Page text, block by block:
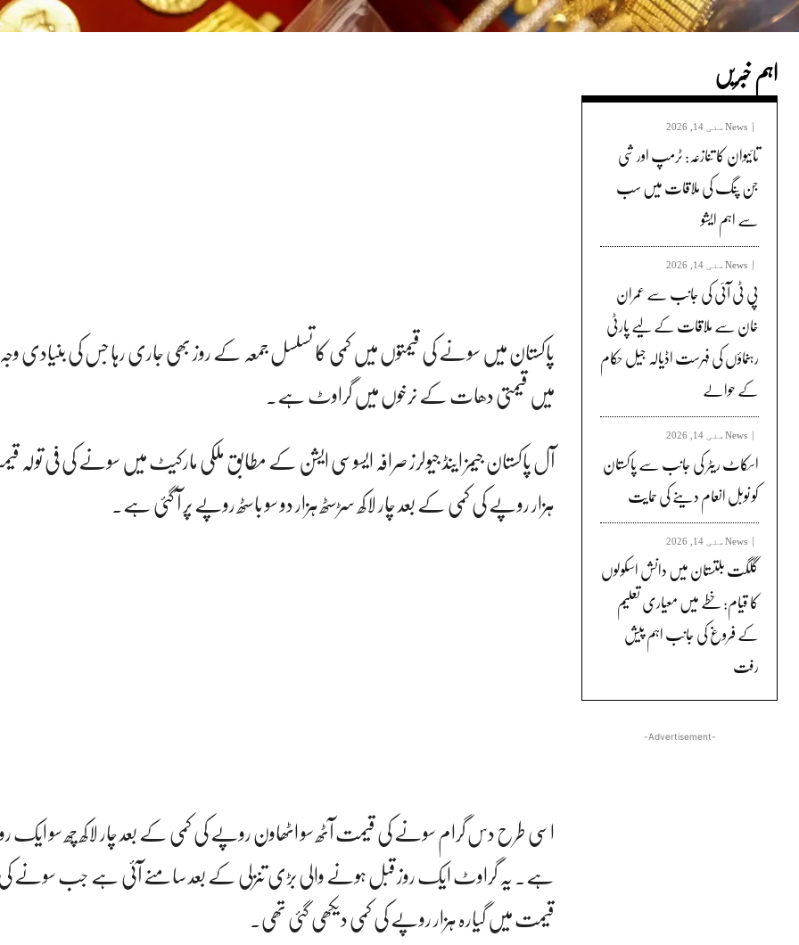
پاکستان میں سونے کی قیمتوں میں کمی کا تسلسل جمعہ کے روز بھی جاری رہا جس کی بنیادی
میں قیمتی دھات کے نرخوں میں گراوٹ ہے۔
آل پاکستان جیمز اینڈ جیولرز صرافہ ایسوسی ایشن کے مطابق ملکی مارکیٹ میں سونے کی فی
ہزار روپے کی کمی کے بعد چار لاکھ سڑسٹھ ہزار دو سو باسٹھ روپے پر آ گئی ہے۔
اسی طرح دس گرام سونے کی قیمت آٹھ سو اٹھاون روپے کی کمی کے بعد چار لاکھ چھ سو ایک
ہے۔ یہ گراوٹ ایک روز قبل ہونے والی بڑی تنزلی کے بعد سامنے آئی ہے جب سونے کی
قیمت میں گیارہ ہزار روپے کی کمی دیکھی گئی تھی۔
اہم خبریں
News مئی 14, 2026
تائیوان کا تنازعہ: ٹرمپ اور شی
جن پنگ کی ملاقات میں سب
سے اہم ایشو
News مئی 14, 2026
پی ٹی آئی کی جانب سے عمران
خان سے ملاقات کے لیے پارٹی
رہنماؤں کی فہرست اڈیالہ جیل حکام
کے حوالے
News مئی 14, 2026
اسکاٹ ریٹر کی جانب سے پاکستان
کو نوبل انعام دینے کی حمایت
News مئی 14, 2026
گلگت بلتستان میں دانش اسکولوں
کا قیام: خطے میں معیاری تعلیم
کے فروغ کی جانب اہم پیش
رفت
-Advertisement-